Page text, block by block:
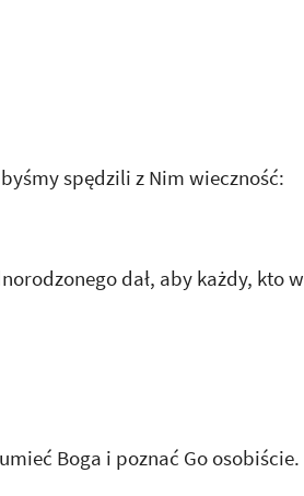
spędzili z Nim wieczność:
dał, aby każdy, kto w
Boga i poznać Go osobiście.